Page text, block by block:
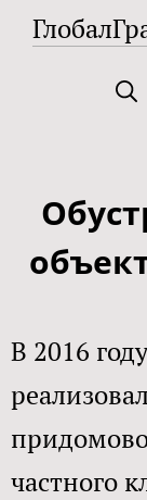
В 2016
частного